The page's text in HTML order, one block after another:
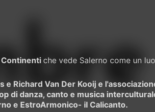
Continenti che vede Salerno come un
e Richard Van Der Kooij e
di danza, canto e musica
e EstroArmonico- il Calicanto.